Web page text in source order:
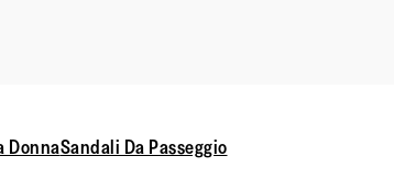
DonnaSandali Da Passeggio